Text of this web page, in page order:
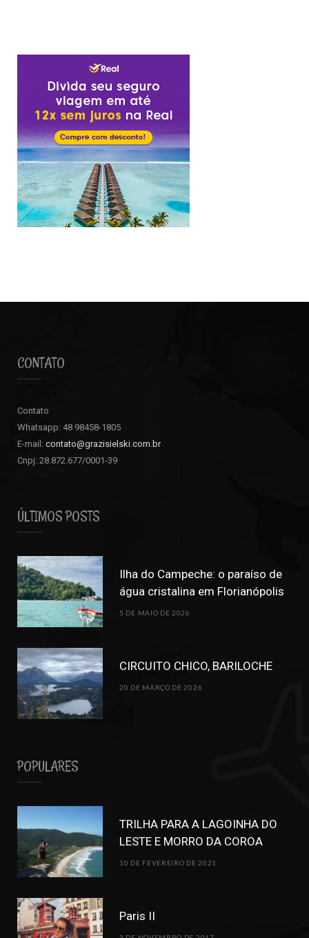
CONTATO
Contato
Whatsapp: 48 98458-1805
E-mail: contato@grazisielski.com.br
Cnpj: 28.872.677/0001-39
ÚLTIMOS POSTS
Ilha do Campeche: o paraíso de
água cristalina em Florianópolis
5 DE MAIO DE 2026
CIRCUITO CHICO, BARILOCHE
20 DE MARÇO DE 2026
POPULARES
TRILHA PARA A LAGOINHA DO
LESTE E MORRO DA COROA
10 DE FEVEREIRO DE 2021
Paris II